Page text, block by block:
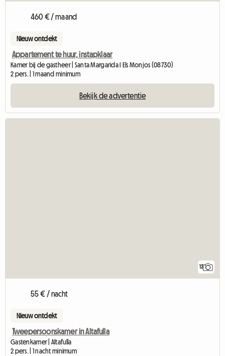
460 € / maand
Nieuw ontdekt
Appartement te huur, instapklaar
Kamer bij de gastheer | Santa Margarida I Els Monjos (08730)
2 pers. | 1 maand minimum
Bekijk de advertentie
12
55 € / nacht
Nieuw ontdekt
Tweepersoonskamer in Altafulla
Gastenkamer | Altafulla
2 pers. | 1 nacht minimum